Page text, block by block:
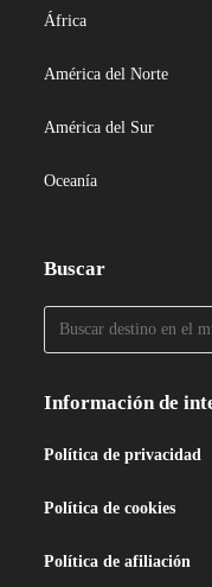
África
América del Norte
América del Sur
Oceanía
Buscar
Información de
Política de privacidad
Política de cookies
Política de afiliación